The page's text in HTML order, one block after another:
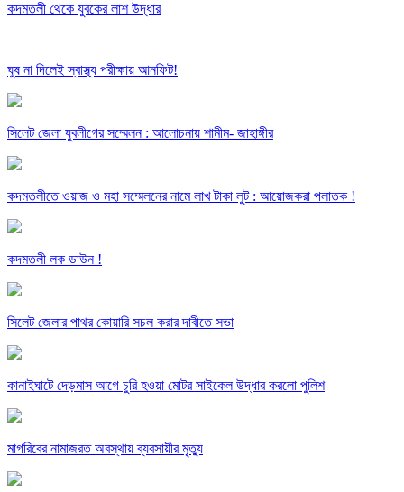
কদমতলী থেকে যুবকের লাশ উদ্ধার
ঘুষ না দিলেই স্বাস্থ্য পরীক্ষায় আনফিট!
সিলেট জেলা যুবলীগের সম্মেলন : আলোচনায় শামীম- জাহাঙ্গীর
কদমতলীতে ওয়াজ ও মহা সম্মেলনের নামে লাখ টাকা লুট : আয়োজকরা পলাতক !
কদমতলী লক ডাউন !
সিলেট জেলার পাথর কোয়ারি সচল করার দাবীতে সভা
কানাইঘাটে দেড়মাস আগে চুরি হওয়া মোটর সাইকেল উদ্ধার করলো পুলিশ
মাগরিবের নামাজরত অবস্থায় ব্যবসায়ীর মৃত্যু